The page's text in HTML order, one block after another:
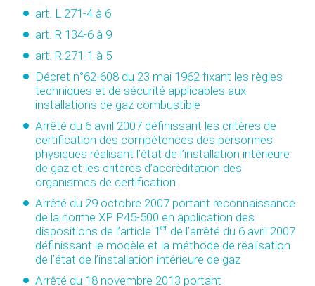
art. L 271-4 à 6
art. R 134-6 à 9
art. R 271-1 à 5
Décret n°62-608 du 23 mai 1962 fixant les règles
techniques et de sécurité applicables aux
installations de gaz combustible
Arrêté du 6 avril 2007 définissant les critères de
certification des compétences des personnes
physiques réalisant l’état de l’installation intérieure
de gaz et les critères d’accréditation des
organismes de certification
Arrêté du 29 octobre 2007 portant reconnaissance
de la norme XP P45-500 en application des
dispositions de l’article 1 erde l’arrêté du 6 avril 2007
définissant le modèle et la méthode de réalisation
de l’état de l’installation intérieure de gaz
Arrêté du 18 novembre 2013 portant